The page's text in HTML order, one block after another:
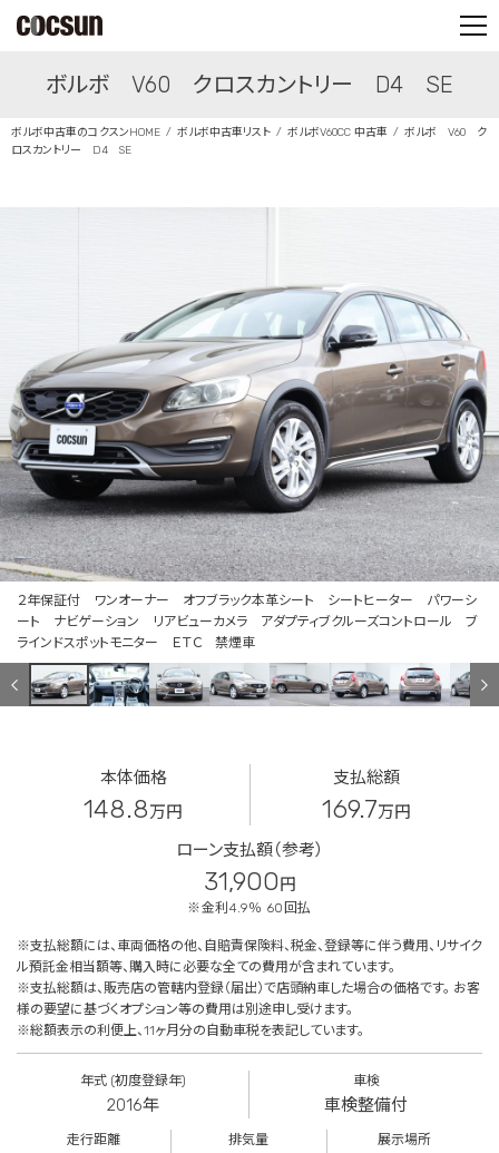
CONTACT
ボルボ V60 クロスカントリー D4 SE
ボルボ中古車のコクスンHOME ボルボ中古車リスト ボルボV60CC 中古車
ボルボ V60 ク
ロスカントリー D4 SE
２年保証付 ワンオーナー オフブラック本革シート シートヒーター パワーシ
ート ナビゲーション リアビューカメラ アダプティブクルーズコントロール ブ
ラインドスポットモニター ＥＴＣ 禁煙車
本体価格
148.8万円
支払総額
169.7万円
ローン支払額（参考）
31,900円
※金利4.9％ 60回払
※支払総額には、車両価格の他、自賠責保険料、税金、登録等に伴う費用、リサイク
ル預託金相当額等、購入時に必要な全ての費用が含まれています。
※支払総額は、販売店の管轄内登録（届出）で店頭納車した場合の価格です。 お客
様の要望に基づくオプション等の費用は別途申し受けます。
※総額表示の利便上、11ヶ月分の自動車税を表記しています。
年式 (初度登録年)
2016年
車検
車検整備付
走行距離 排気量 展示場所